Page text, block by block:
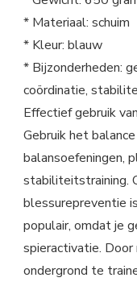
* Materiaal: schuim
* Kleur: blauw
* Bijzonderheden:
coördinatie,
Effectief gebruik
Gebruik het
balansoefeningen,
stabiliteitstraining.
blessurepreventie
populair, omdat je
spieractivatie.
ondergrond te